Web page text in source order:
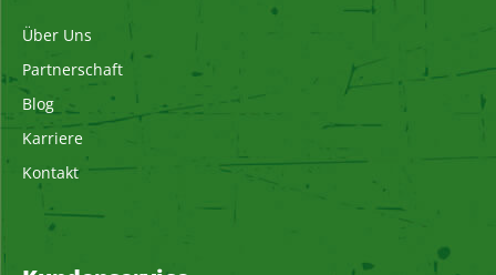
Über Uns
Partnerschaft
Blog
Karriere
Kontakt